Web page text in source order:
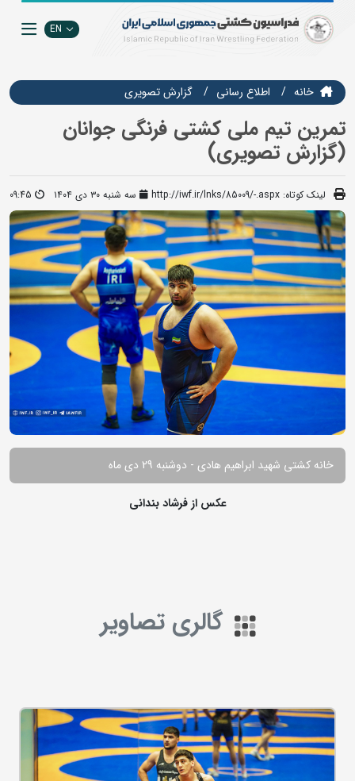
EN
خانه اطلاع رسانی گزارش تصويري
تمرین تیم ملی کشتی فرنگی جوانان
(گزارش تصویری)
لینک کوتاه: http://iwf.ir/lnks/85009/-.aspx سه شنبه ۳۰ دی ۱۴۰۴ 09:45
خانه کشتی شهید ابراهیم هادی - دوشنبه 29 دی ماه
عکس از فرشاد بندانی
گالری تصاویر